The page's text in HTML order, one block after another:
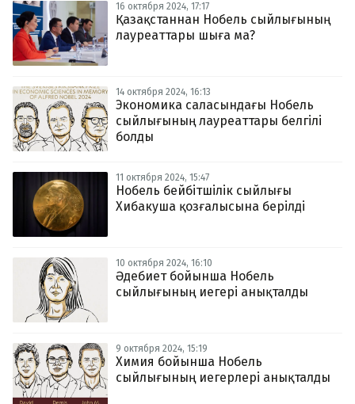
16 октября 2024, 17:17
Қазақстаннан Нобель сыйлығының
лауреаттары шыға ма?
14 октября 2024, 16:13
Экономика саласындағы Нобель
сыйлығының лауреаттары белгілі
болды
11 октября 2024, 15:47
Нобель бейбітшілік сыйлығы
Хибакуша қозғалысына берілді
10 октября 2024, 16:10
Әдебиет бойынша Нобель
сыйлығының иегері анықталды
9 октября 2024, 15:19
Химия бойынша Нобель
сыйлығының иегерлері анықталды